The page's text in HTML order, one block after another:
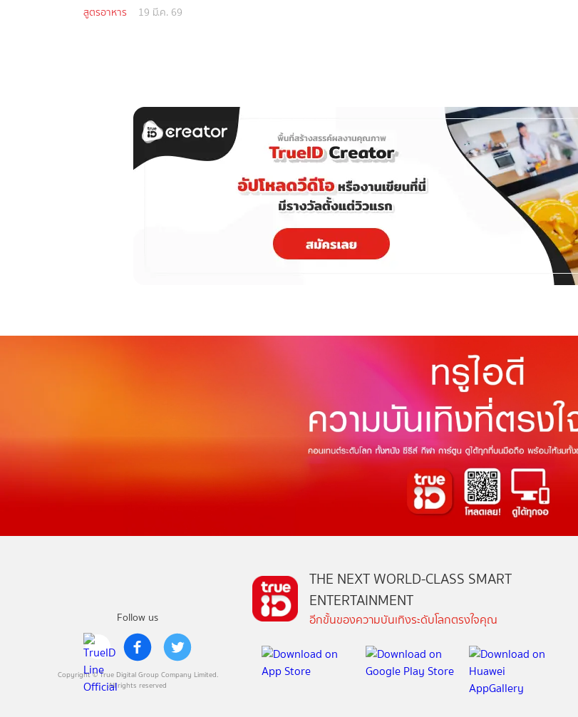
สูตรอาหาร 19 มี.ค. 69
Follow us
Copyright © True Digital Group Company Limited.
All rights reserved
THE NEXT WORLD-CLASS SMART
ENTERTAINMENT
อีกขั้นของความบันเทิงระดับโลกตรงใจคุณ